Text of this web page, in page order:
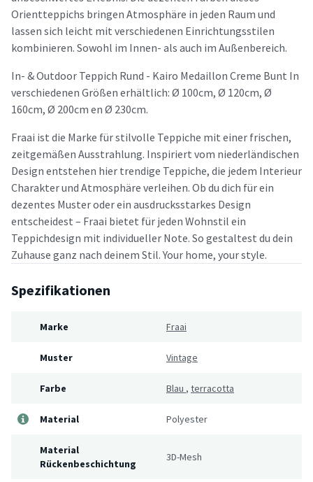
Orientteppichs bringen Atmosphäre in jeden Raum und
lassen sich leicht mit verschiedenen Einrichtungsstilen
kombinieren. Sowohl im Innen- als auch im Außenbereich.
In- & Outdoor Teppich Rund - Kairo Medaillon Creme Bunt In
verschiedenen Größen erhältlich: Ø 100cm, Ø 120cm, Ø
160cm, Ø 200cm en Ø 230cm.
Fraai ist die Marke für stilvolle Teppiche mit einer frischen,
zeitgemäßen Ausstrahlung. Inspiriert vom niederländischen
Design entstehen hier trendige Teppiche, die jedem Interieur
Charakter und Atmosphäre verleihen. Ob du dich für ein
dezentes Muster oder ein ausdrucksstarkes Design
entscheidest – Fraai bietet für jeden Wohnstil ein
Teppichdesign mit individueller Note. So gestaltest du dein
Zuhause ganz nach deinem Stil. Your home, your style.
Spezifikationen
Marke Fraai
Muster Vintage
Farbe Blau , terracotta
Material Polyester
Material
Rückenbeschichtung
3D-Mesh